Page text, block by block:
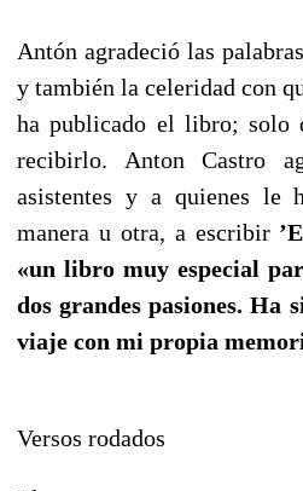
Antón agradeció las
y también la celeridad con
ha publicado el libro; solo
recibirlo. Anton Castro
asistentes y a quienes le
manera u otra, a escribir
«un libro muy especial
dos grandes pasiones. Ha
viaje con mi propia
Versos rodados